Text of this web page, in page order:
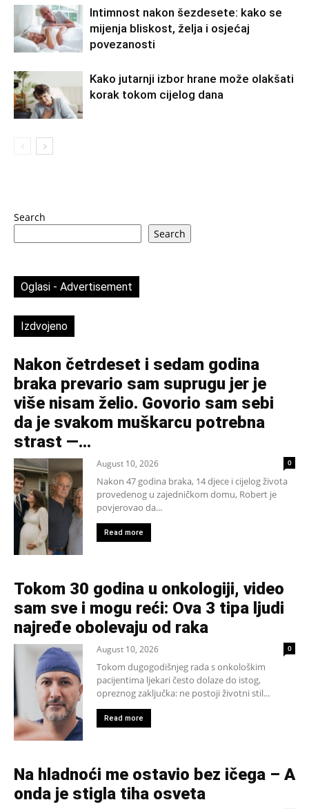
Intimnost nakon šezdesete: kako se
mijenja bliskost, želja i osjećaj
povezanosti
Kako jutarnji izbor hrane može olakšati
korak tokom cijelog dana
Search
Search
Oglasi - Advertisement
Izdvojeno
Nakon četrdeset i sedam godina
braka prevario sam suprugu jer je
više nisam želio. Govorio sam sebi
da je svakom muškarcu potrebna
strast —...
August 10, 2026 0
Nakon 47 godina braka, 14 djece i cijelog života
provedenog u zajedničkom domu, Robert je
povjerovao da...
Read more
Tokom 30 godina u onkologiji, video
sam sve i mogu reći: Ova 3 tipa ljudi
najređe obolevaju od raka
August 10, 2026 0
Tokom dugogodišnjeg rada s onkološkim
pacijentima ljekari često dolaze do istog,
opreznog zaključka: ne postoji životni stil...
Read more
Na hladnoći me ostavio bez ičega – A
onda je stigla tiha osveta